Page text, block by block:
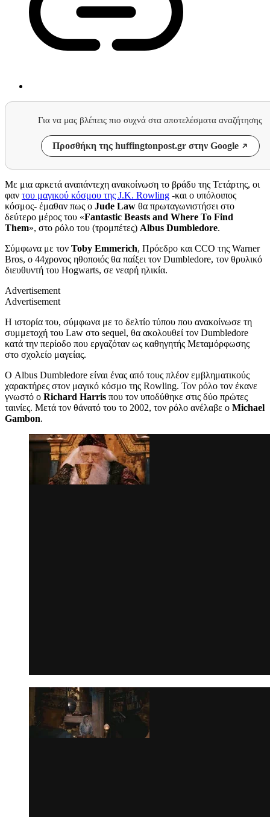
Για να μας βλέπεις πιο συχνά στα αποτελέσματα αναζήτησης
Προσθήκη της huffingtonpost.gr στην Google
Με μια αρκετά αναπάντεχη ανακοίνωση το βράδυ της Τετάρτης, οι
φαν του μαγικού κόσμου της J.K. Rowling -και ο υπόλοιπος
κόσμος- έμαθαν πως ο Jude Law θα πρωταγωνιστήσει στο
δεύτερο μέρος του «Fantastic Beasts and Where To Find
Them», στο ρόλο του (τρομπέτες) Albus Dumbledore.
Σύμφωνα με τον Toby Emmerich, Πρόεδρο και CCO της Warner
Bros, ο 44χρονος ηθοποιός θα παίξει τον Dumbledore, τον θρυλικό
διευθυντή του Hogwarts, σε νεαρή ηλικία.
Advertisement
Advertisement
Η ιστορία του, σύμφωνα με το δελτίο τύπου που ανακοίνωσε τη
συμμετοχή του Law στο sequel, θα ακολουθεί τον Dumbledore
κατά την περίοδο που εργαζόταν ως καθηγητής Μεταμόρφωσης
στο σχολείο μαγείας.
Ο Albus Dumbledore είναι ένας από τους πλέον εμβληματικούς
χαρακτήρες στον μαγικό κόσμο της Rowling. Τον ρόλο τον έκανε
γνωστό ο Richard Harris που τον υποδύθηκε στις δύο πρώτες
ταινίες. Μετά τον θάνατό του το 2002, τον ρόλο ανέλαβε ο Michael
Gambon.